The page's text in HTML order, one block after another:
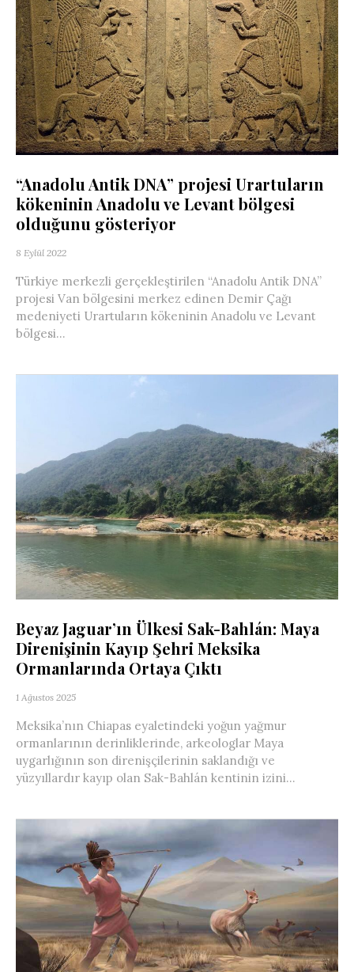
“Anadolu Antik DNA” projesi Urartuların
kökeninin Anadolu ve Levant bölgesi
olduğunu gösteriyor
8 Eylül 2022
Türkiye merkezli gerçekleştirilen “Anadolu Antik DNA”
projesi Van bölgesini merkez edinen Demir Çağı
medeniyeti Urartuların kökeninin Anadolu ve Levant
bölgesi...
Beyaz Jaguar’ın Ülkesi Sak-Bahlán: Maya
Direnişinin Kayıp Şehri Meksika
Ormanlarında Ortaya Çıktı
1 Ağustos 2025
Meksika’nın Chiapas eyaletindeki yoğun yağmur
ormanlarının derinliklerinde, arkeologlar Maya
uygarlığının son direnişçilerinin saklandığı ve
yüzyıllardır kayıp olan Sak-Bahlán kentinin izini...